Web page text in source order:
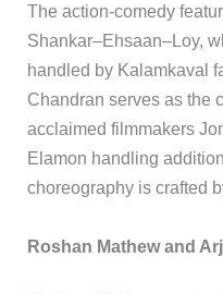
The action-comedy
Shankar–Ehsaan–Loy,
handled by Kalamkaval
Chandran serves as the
acclaimed filmmakers
Elamon handling
choreography is crafted
Roshan Mathew and